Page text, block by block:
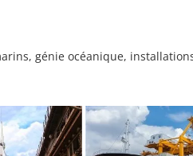
génie océanique,